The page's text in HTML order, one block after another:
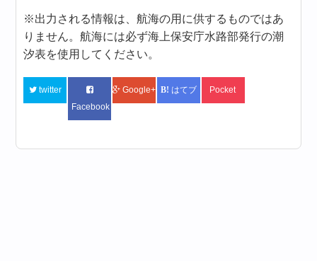
※出力される情報は、航海の用に供するものではあ
りません。航海には必ず海上保安庁水路部発行の潮
汐表を使用してください。
twitter
Facebook
Google+ はてブ Pocket